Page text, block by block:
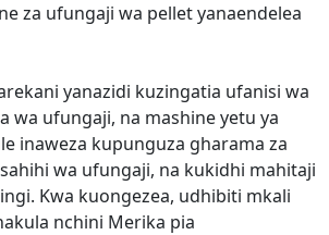
za ufungaji wa pellet yanaendelea
yanazidi kuzingatia ufanisi wa
wa ufungaji, na mashine yetu ya
inaweza kupunguza gharama za
wa ufungaji, na kukidhi mahitaji
Kwa kuongezea, udhibiti mkali
nchini Merika pia